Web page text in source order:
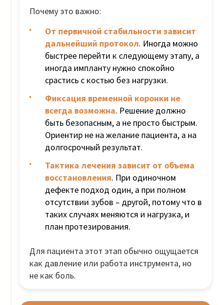
Почему это важно:
От первичной стабильности зависит
дальнейший протокол. Иногда можно
быстрее перейти к следующему этапу, а
иногда импланту нужно спокойно
срастись с костью без нагрузки.
Фиксация временной коронки не
всегда возможна. Решение должно
быть безопасным, а не просто быстрым.
Ориентир не на желание пациента, а на
долгосрочный результат.
Тактика лечения зависит от объема
восстановления. При одиночном
дефекте подход один, а при полном
отсутствии зубов – другой, потому что в
таких случаях меняются и нагрузка, и
план протезирования.
Для пациента этот этап обычно ощущается
как давление или работа инструмента, но
не как боль.